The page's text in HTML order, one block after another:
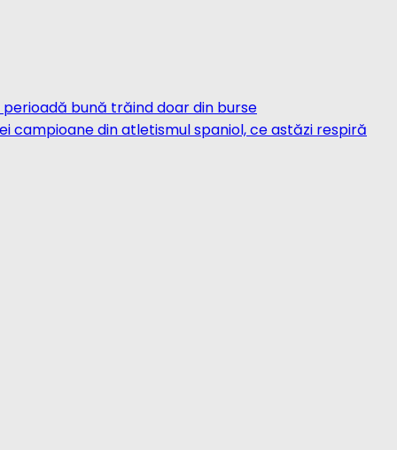
bună trăind doar din burse
campioane din atletismul spaniol, ce astăzi respiră